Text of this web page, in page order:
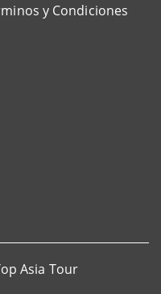
y Condiciones
Asia Tour